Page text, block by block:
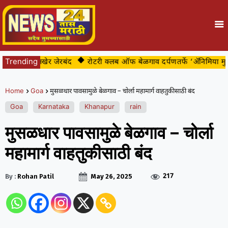
Trendingअखेर जेरबंद रोटरी क्लब ऑफ बेळगाव दर्पणतर्फे ‘ॲनिमिया मुक्त
Home Goa
मुसळधार पावसामुळे बेळगाव – चोर्ला महामार्ग वाहतुकीसाठी बंद
Goa
Karnataka Khanapur rain
मुसळधार पावसामुळे बेळगाव – चोर्ला
महामार्ग वाहतुकीसाठी बंद
By : Rohan Patil May 26, 2025 217